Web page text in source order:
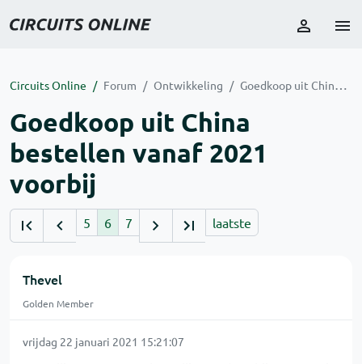
Circuits Online Forum Ontwikkeling Goedkoop uit China bestellen vanaf 2021 voorbij
Goedkoop uit China
bestellen vanaf 2021
voorbij
5 6 7 laatste
Thevel
Golden Member
vrijdag 22 januari 2021 15:21:07